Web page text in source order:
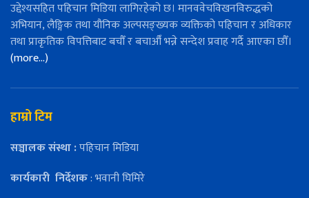
उद्देश्यसहित पहिचान मिडिया लागिरहेको छ। मानववेचविखनविरुद्धको
अभियान, लैङ्गिक तथा यौनिक अल्पसङ्ख्यक व्यक्तिको पहिचान र अधिकार
तथा प्राकृतिक विपत्तिबाट बचौँ र बचाऔँ भन्ने सन्देश प्रवाह गर्दै आएका छौँ।
(more…)
हाम्रो टिम
सञ्चालक संस्था :पहिचान मिडिया
कार्यकारी निर्देशक: भवानी घिमिरे